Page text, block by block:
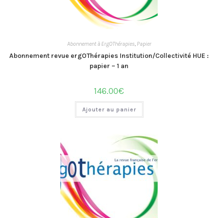
Abonnement à ErgOThérapies, Papier
Abonnement revue ergOThérapies Institution/Collectivité HUE :
papier – 1 an
146.00€
Ajouter au panier